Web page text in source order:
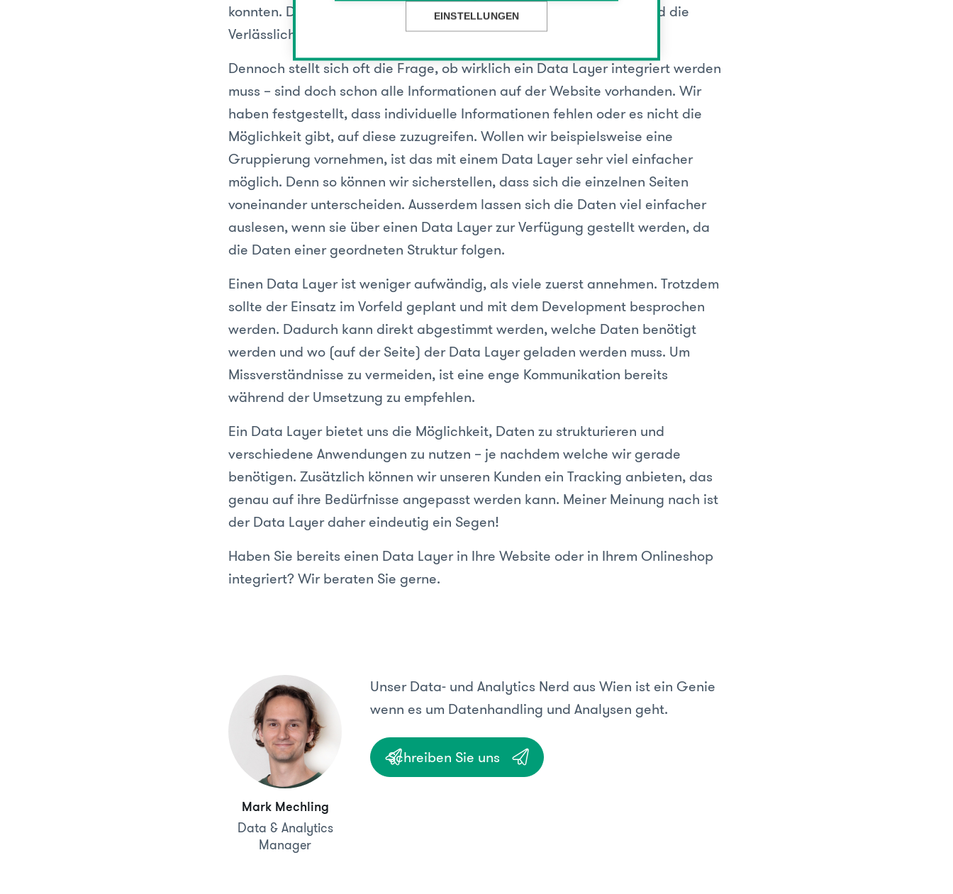
EINSTELLUNGEN
konnten. Der Data Layer bietet uns die Möglichkeit, das Tracking und die
Verlässlichkeit der Daten zu steigern.
Dennoch stellt sich oft die Frage, ob wirklich ein Data Layer integriert werden
muss – sind doch schon alle Informationen auf der Website vorhanden. Wir
haben festgestellt, dass individuelle Informationen fehlen oder es nicht die
Möglichkeit gibt, auf diese zuzugreifen. Wollen wir beispielsweise eine
Gruppierung vornehmen, ist das mit einem Data Layer sehr viel einfacher
möglich. Denn so können wir sicherstellen, dass sich die einzelnen Seiten
voneinander unterscheiden. Ausserdem lassen sich die Daten viel einfacher
auslesen, wenn sie über einen Data Layer zur Verfügung gestellt werden, da
die Daten einer geordneten Struktur folgen.
Einen Data Layer ist weniger aufwändig, als viele zuerst annehmen. Trotzdem
sollte der Einsatz im Vorfeld geplant und mit dem Development besprochen
werden. Dadurch kann direkt abgestimmt werden, welche Daten benötigt
werden und wo (auf der Seite) der Data Layer geladen werden muss. Um
Missverständnisse zu vermeiden, ist eine enge Kommunikation bereits
während der Umsetzung zu empfehlen.
Ein Data Layer bietet uns die Möglichkeit, Daten zu strukturieren und
verschiedene Anwendungen zu nutzen – je nachdem welche wir gerade
benötigen. Zusätzlich können wir unseren Kunden ein Tracking anbieten, das
genau auf ihre Bedürfnisse angepasst werden kann. Meiner Meinung nach ist
der Data Layer daher eindeutig ein Segen!
Haben Sie bereits einen Data Layer in Ihre Website oder in Ihrem Onlineshop
integriert? Wir beraten Sie gerne.
Mark Mechling
Data & Analytics
Manager
Unser Data- und Analytics Nerd aus Wien ist ein Genie
wenn es um Datenhandling und Analysen geht.
Schreiben Sie uns